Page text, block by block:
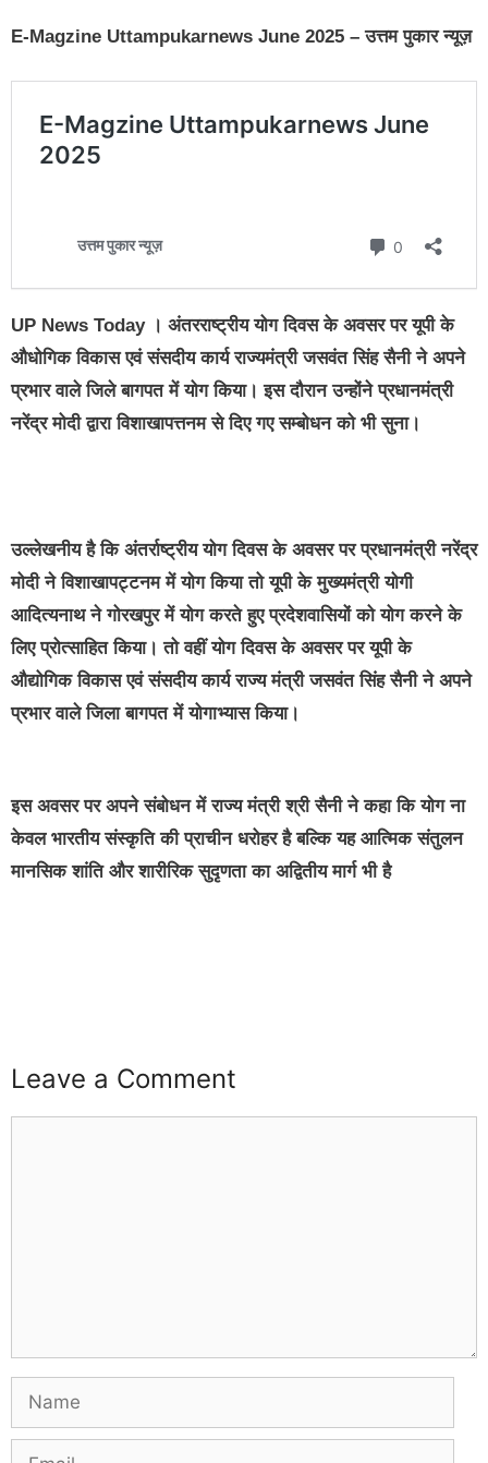
E-Magzine Uttampukarnews June 2025 – उत्तम पुकार न्यूज़
UP News Today। अंतरराष्ट्रीय योग दिवस के अवसर पर यूपी के
औधोगिक विकास एवं संसदीय कार्य राज्यमंत्री जसवंत सिंह सैनी ने अपने
प्रभार वाले जिले बागपत में योग किया। इस दौरान उन्होंने प्रधानमंत्री
नरेंद्र मोदी द्वारा विशाखापत्तनम से दिए गए सम्बोधन को भी सुना।
उल्लेखनीय है कि अंतर्राष्ट्रीय योग दिवस के अवसर पर प्रधानमंत्री नरेंद्र
मोदी ने विशाखापट्टनम में योग किया तो यूपी के मुख्यमंत्री योगी
आदित्यनाथ ने गोरखपुर में योग करते हुए प्रदेशवासियों को योग करने के
लिए प्रोत्साहित किया। तो वहीं योग दिवस के अवसर पर यूपी के
औद्योगिक विकास एवं संसदीय कार्य राज्य मंत्री जसवंत सिंह सैनी ने अपने
प्रभार वाले जिला बागपत में योगाभ्यास किया।
इस अवसर पर अपने संबोधन में राज्य मंत्री श्री सैनी ने कहा कि योग ना
केवल भारतीय संस्कृति की प्राचीन धरोहर है बल्कि यह आत्मिक संतुलन
मानसिक शांति और शारीरिक सुदृणता का अद्वितीय मार्ग भी है
Leave a Comment